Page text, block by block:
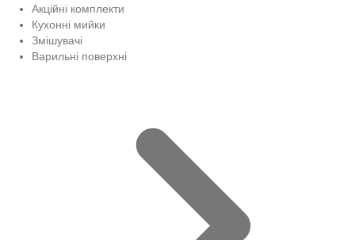
Акційні комплекти
Кухонні мийки
Змішувачі
Варильні поверхні